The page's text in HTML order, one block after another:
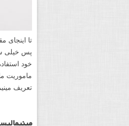
تا اینجای
پس خیلی
خود
ماموریت
تعریف